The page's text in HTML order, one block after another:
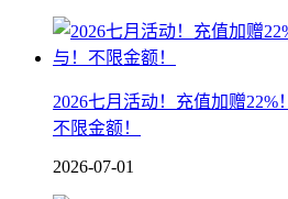
2026七月活动！充值加赠22%
不限金额！
2026-07-01